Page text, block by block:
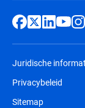
Juridische
Privacybeleid
Sitemap